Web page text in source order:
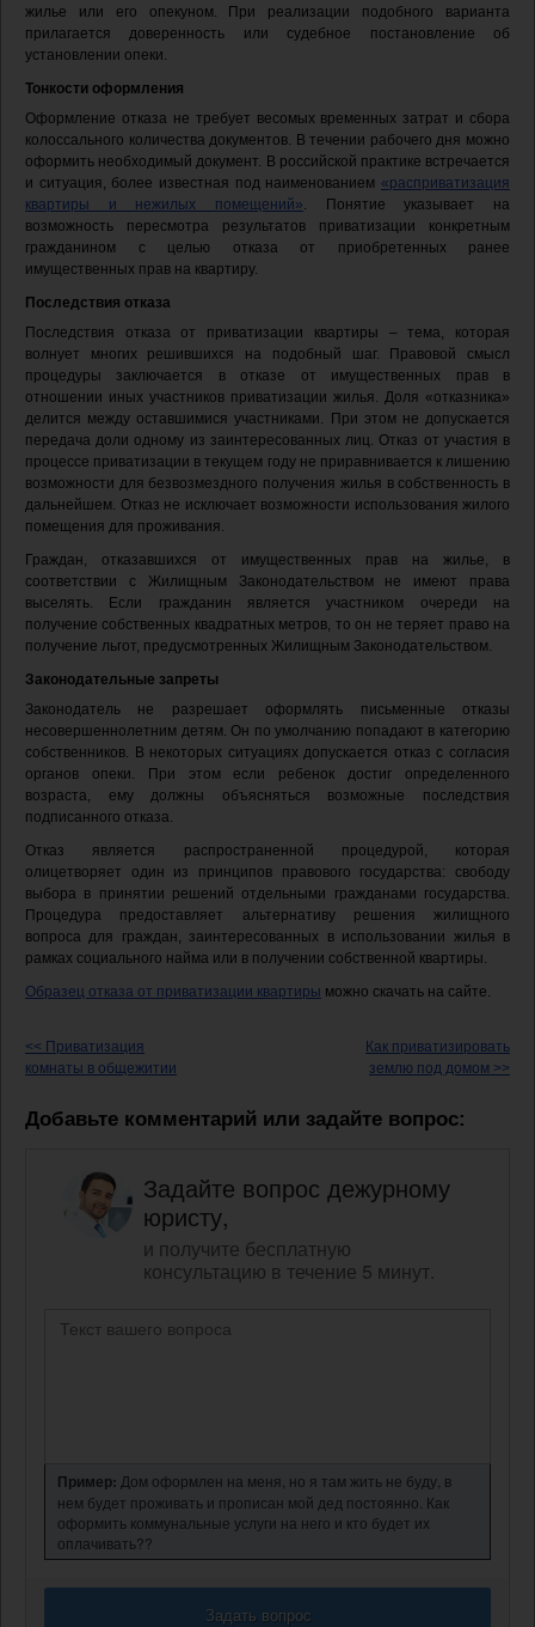
жилье или его опекуном. При реализации подобного варианта
прилагается доверенность или судебное постановление об
установлении опеки.
Тонкости оформления
Оформление отказа не требует весомых временных затрат и сбора
колоссального количества документов. В течении рабочего дня можно
оформить необходимый документ. В российской практике встречается
и ситуация, более известная под наименованием «расприватизация
квартиры и нежилых помещений». Понятие указывает на
возможность пересмотра результатов приватизации конкретным
гражданином с целью отказа от приобретенных ранее
имущественных прав на квартиру.
Последствия отказа
Последствия отказа от приватизации квартиры – тема, которая
волнует многих решившихся на подобный шаг. Правовой смысл
процедуры заключается в отказе от имущественных прав в
отношении иных участников приватизации жилья. Доля «отказника»
делится между оставшимися участниками. При этом не допускается
передача доли одному из заинтересованных лиц. Отказ от участия в
процессе приватизации в текущем году не приравнивается к лишению
возможности для безвозмездного получения жилья в собственность в
дальнейшем. Отказ не исключает возможности использования жилого
помещения для проживания.
Граждан, отказавшихся от имущественных прав на жилье, в
соответствии с Жилищным Законодательством не имеют права
выселять. Если гражданин является участником очереди на
получение собственных квадратных метров, то он не теряет право на
получение льгот, предусмотренных Жилищным Законодательством.
Законодательные запреты
Законодатель не разрешает оформлять письменные отказы
несовершеннолетним детям. Он по умолчанию попадают в категорию
собственников. В некоторых ситуациях допускается отказ с согласия
органов опеки. При этом если ребенок достиг определенного
возраста, ему должны объясняться возможные последствия
подписанного отказа.
Отказ является распространенной процедурой, которая
олицетворяет один из принципов правового государства: свободу
выбора в принятии решений отдельными гражданами государства.
Процедура предоставляет альтернативу решения жилищного
вопроса для граждан, заинтересованных в использовании жилья в
рамках социального найма или в получении собственной квартиры.
Образец отказа от приватизации квартиры можно скачать на сайте.
<< Приватизация
комнаты в общежитии
Как приватизировать
землю под домом >>
Добавьте комментарий или задайте вопрос:
Задайте вопрос дежурному
юристу,
и получите бесплатную
консультацию в течение 5 минут.
Пример: Дом оформлен на меня, но я там жить не буду, в
нем будет проживать и прописан мой дед постоянно. Как
оформить коммунальные услуги на него и кто будет их
оплачивать??
Задать вопрос